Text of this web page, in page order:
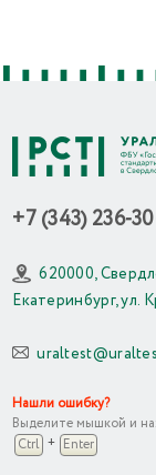
+7 (343) 236-
620000,
Екатеринбург, ул.
Нашли ошибку?
Выделите мышкой и
Ctrl + Enter